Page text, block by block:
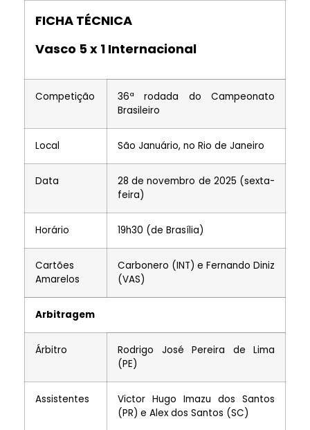
FICHA TÉCNICA
Vasco 5 x 1 Internacional
Competição
36ª rodada do Campeonato
Brasileiro
Local São Januário, no Rio de Janeiro
Data
28 de novembro de 2025 (sexta-
feira)
Horário 19h30 (de Brasília)
Cartões
Amarelos
Carbonero (INT) e Fernando Diniz
(VAS)
Arbitragem
Árbitro
Rodrigo José Pereira de Lima
(PE)
Assistentes
Victor Hugo Imazu dos Santos
(PR) e Alex dos Santos (SC)